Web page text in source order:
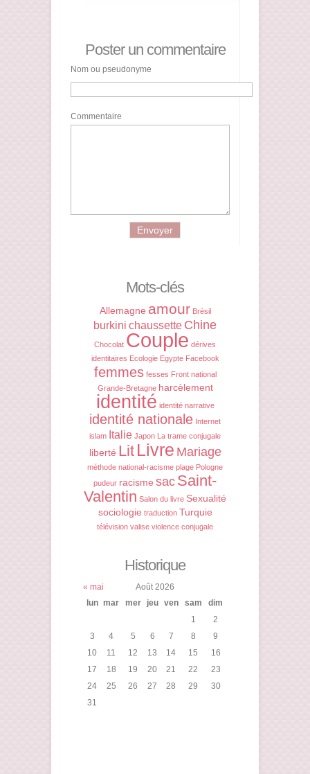
Poster un commentaire
Nom ou pseudonyme
Commentaire
Mots-clés
Allemagne amour Brésil
burkini chaussette Chine
Chocolat Couple dérives
identitaires Ecologie Egypte Facebook
femmes fesses Front national
Grande-Bretagne harcèlement
identité identité narrative
identité nationale Internet
islam Italie Japon La trame conjugale
liberté Lit Livre Mariage
méthode national-racisme plage Pologne
pudeur racisme sac Saint-
Valentin Salon du livre Sexualité
sociologie traduction Turquie
télévision valise violence conjugale
Historique
« mai
Août 2026
lun mar mer jeu ven sam
dim
1
2
3
4 5 6 7 8
9
10
11 12 13 14 15
16
17
18 19 20 21 22
23
24
25 26 27 28 29
30
31